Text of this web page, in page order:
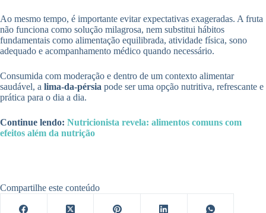
Ao mesmo tempo, é importante evitar expectativas exageradas. A fruta
não funciona como solução milagrosa, nem substitui hábitos
fundamentais como alimentação equilibrada, atividade física, sono
adequado e acompanhamento médico quando necessário.
Consumida com moderação e dentro de um contexto alimentar
saudável, a lima-da-pérsia pode ser uma opção nutritiva, refrescante e
prática para o dia a dia.
Continue lendo: Nutricionista revela: alimentos comuns com
efeitos além da nutrição
Compartilhe este conteúdo